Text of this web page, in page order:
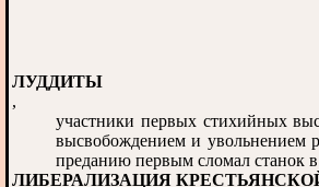
ЛУДДИТЫ
,
участники первых стихийных
высвобождением и увольнением
преданию первым сломал станок в
ЛИБЕРАЛИЗАЦИЯ